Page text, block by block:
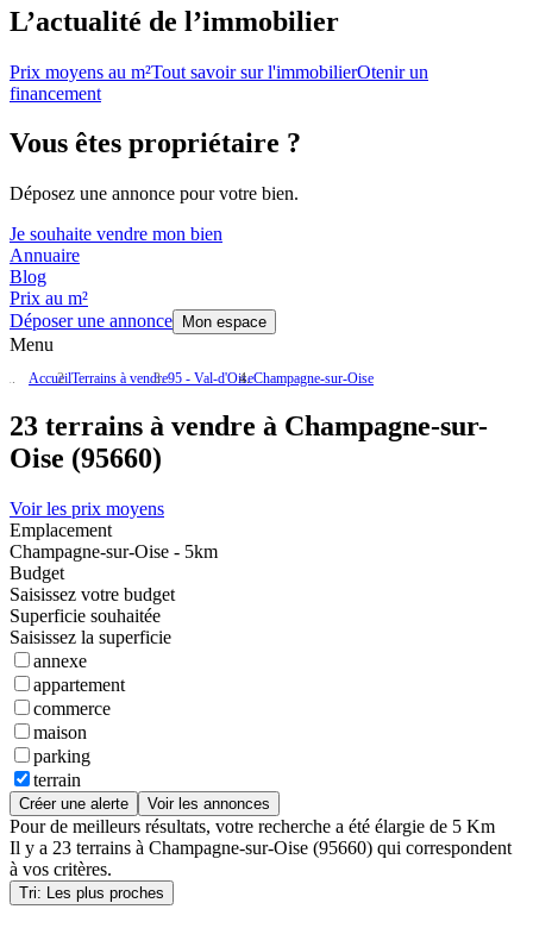
L’actualité de l’immobilier
Prix moyens au m²Tout savoir sur l'immobilierOtenir un
financement
Vous êtes propriétaire ?
Déposez une annonce pour votre bien.
Je souhaite vendre mon bien
Annuaire
Blog
Prix au m²
Déposer une annonce
Mon espace
Menu
AccueilTerrains à vendre95 - Val-d'OiseChampagne-sur-Oise
23 terrains à vendre à Champagne-sur-
Oise (95660)
Voir les prix moyens
Emplacement
Champagne-sur-Oise - 5km
Budget
Saisissez votre budget
Superficie souhaitée
Saisissez la superficie
annexe
appartement
commerce
maison
parking
terrain
Créer une alerte Voir les annonces
Pour de meilleurs résultats, votre recherche a été élargie de 5 Km
Il y a 23 terrains à Champagne-sur-Oise (95660) qui correspondent
à vos critères.
Tri: Les plus proches